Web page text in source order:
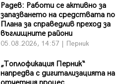
Радев: Работи се активно за
запазването на средствата по
Плана за справедлив преход за
въглищните райони
05.08.2026, 14:57 | Перник
„Топлофикация Перник“
напредва с дигитализацията на